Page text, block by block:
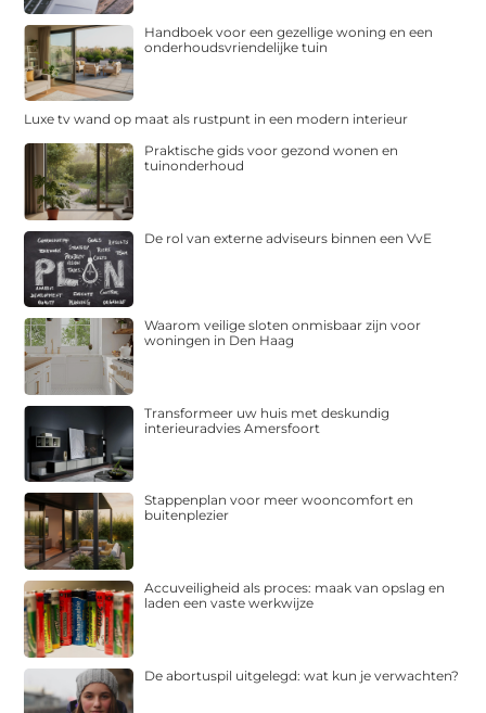
Handboek voor een gezellige woning en een
onderhoudsvriendelijke tuin
Luxe tv wand op maat als rustpunt in een modern interieur
Praktische gids voor gezond wonen en
tuinonderhoud
De rol van externe adviseurs binnen een VvE
Waarom veilige sloten onmisbaar zijn voor
woningen in Den Haag
Transformeer uw huis met deskundig
interieuradvies Amersfoort
Stappenplan voor meer wooncomfort en
buitenplezier
Accuveiligheid als proces: maak van opslag en
laden een vaste werkwijze
De abortuspil uitgelegd: wat kun je verwachten?